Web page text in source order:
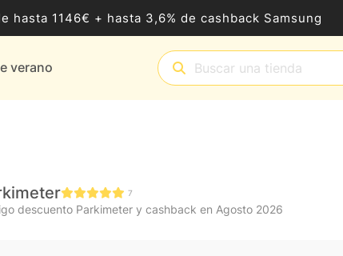
1146€ + hasta 3,6% de cashback Samsung
verano
7
descuento Parkimeter y cashback en Agosto 2026